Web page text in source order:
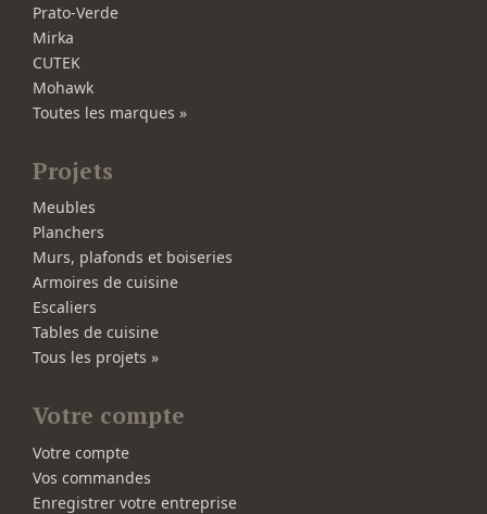
Prato-Verde
Mirka
CUTEK
Mohawk
Toutes les marques »
Projets
Meubles
Planchers
Murs, plafonds et boiseries
Armoires de cuisine
Escaliers
Tables de cuisine
Tous les projets »
Votre compte
Votre compte
Vos commandes
Enregistrer votre entreprise